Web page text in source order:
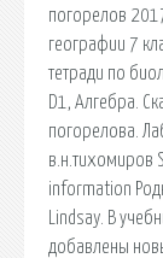
погорелов
географии 7
тетради по
D1, Алгебра.
погорелова.
в.н.тихомиров
information
Lindsay. В
добавлены